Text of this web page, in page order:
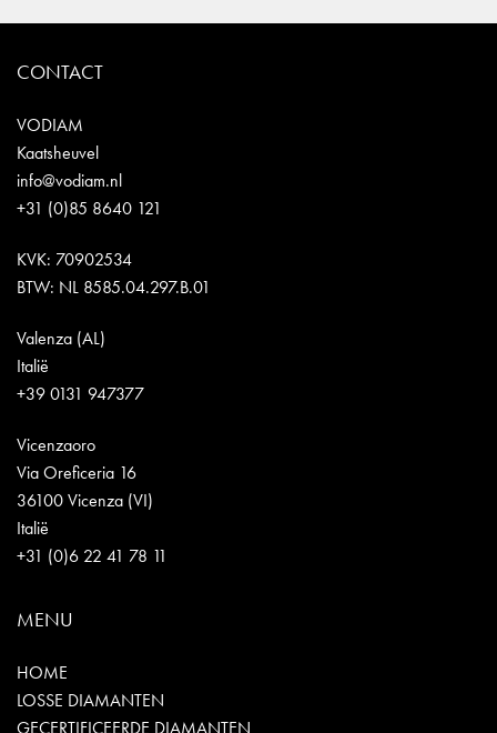
CONTACT
VODIAM
Kaatsheuvel
info@vodiam.nl
+31 (0)85 8640 121
KVK: 70902534
BTW: NL 8585.04.297.B.01
Valenza (AL)
Italië
+39 0131 947377
Vicenzaoro
Via Oreficeria 16
36100 Vicenza (VI)
Italië
+31 (0)6 22 41 78 11
MENU
HOME
LOSSE DIAMANTEN